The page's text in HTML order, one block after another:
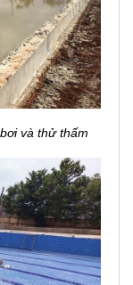
và thử thấm